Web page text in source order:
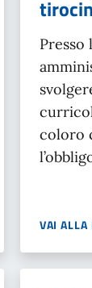
Presso
coloro
VAI ALLA